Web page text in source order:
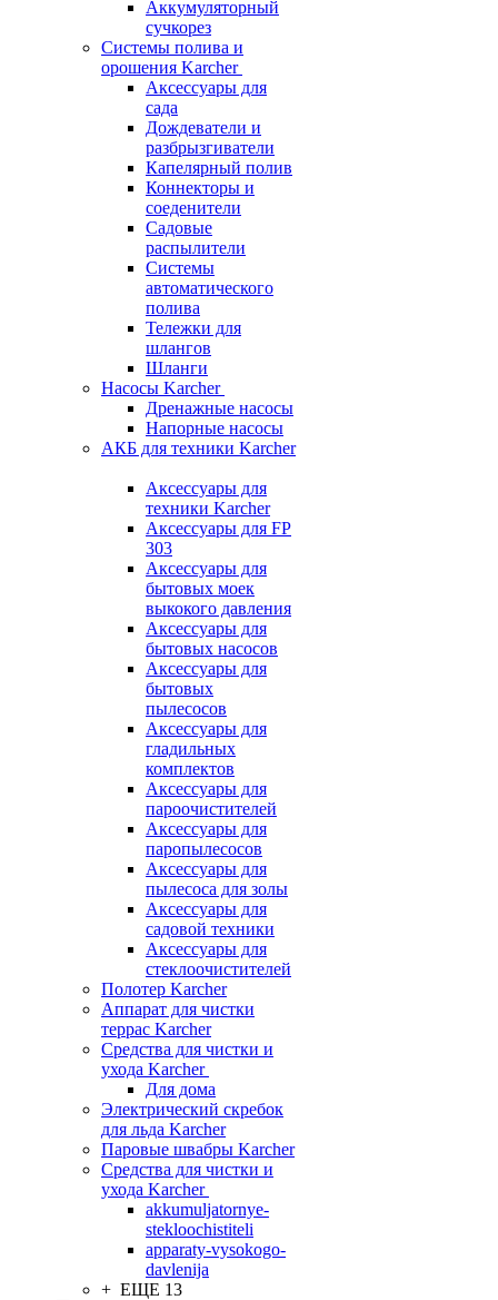
Аккумуляторный
сучкорез
Системы полива и
орошения Karcher
Аксессуары для
сада
Дождеватели и
разбрызгиватели
Капелярный полив
Коннекторы и
соеденители
Садовые
распылители
Системы
автоматического
полива
Тележки для
шлангов
Шланги
Насосы Karcher
Дренажные насосы
Напорные насосы
АКБ для техники Karcher
Аксессуары для
техники Karcher
Аксессуары для FP
303
Аксессуары для
бытовых моек
выкокого давления
Аксессуары для
бытовых насосов
Аксессуары для
бытовых
пылесосов
Аксессуары для
гладильных
комплектов
Аксессуары для
пароочистителей
Аксессуары для
паропылесосов
Аксессуары для
пылесоса для золы
Аксессуары для
садовой техники
Аксессуары для
стеклоочистителей
Полотер Karcher
Аппарат для чистки
террас Karcher
Средства для чистки и
ухода Karcher
Для дома
Электрический скребок
для льда Karcher
Паровые швабры Karcher
Средства для чистки и
ухода Karcher
akkumuljatornye-
stekloochistiteli
apparaty-vysokogo-
davlenija
+ ЕЩЕ 13